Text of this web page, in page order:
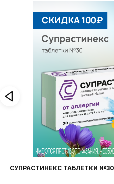
СУПРАСТИНЕКС ТАБЛЕТКИ №30